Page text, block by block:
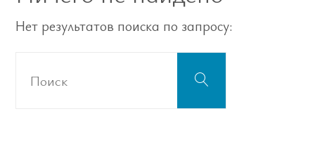
Нет результатов поиска по запросу:
Поиск